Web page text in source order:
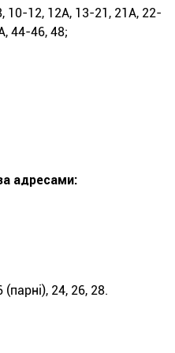
10-12, 12А, 13-21, 21А, 22-
44-46, 48;
адресами:
24, 26, 28.